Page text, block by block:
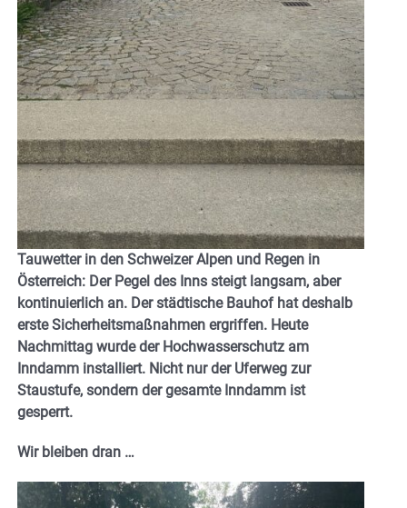
Tauwetter in den Schweizer Alpen und Regen in
Österreich: Der Pegel des Inns steigt langsam, aber
kontinuierlich an. Der städtische Bauhof hat deshalb
erste Sicherheitsmaßnahmen ergriffen. Heute
Nachmittag wurde der Hochwasserschutz am
Inndamm installiert. Nicht nur der Uferweg zur
Staustufe, sondern der gesamte Inndamm ist
gesperrt.
Wir bleiben dran …